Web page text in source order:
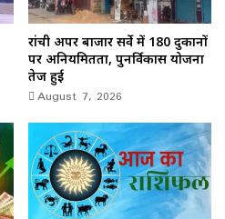
रांची अपर बाजार सर्वे में 180 दुकानों
पर अनियमितता, पुनर्विकास योजना
तेज हुई
August 7, 2026